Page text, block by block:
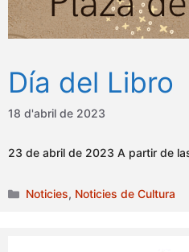
Día del Libro
18 d'abril de 2023
23 de abril de 2023 A partir de
Categories
Noticies, Noticies de Cultura